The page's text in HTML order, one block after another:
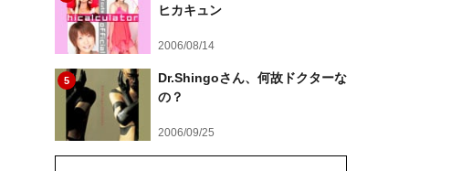
ヒカキュン
2006/08/14
5
Dr.Shingoさん、何故ドクターな
の？
2006/09/25